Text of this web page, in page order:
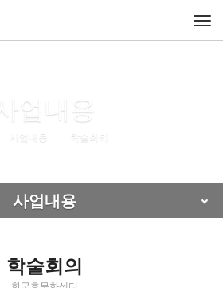
사업내용
사업내용 학술회의
사업내용
학술회의